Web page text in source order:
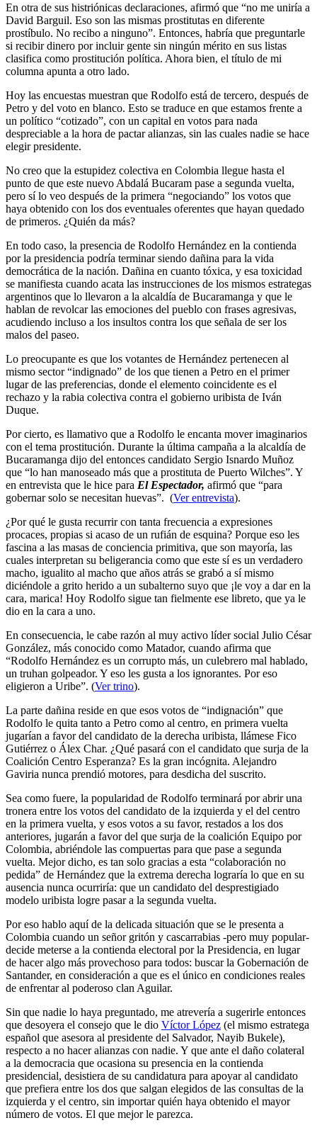
En otra de sus histriónicas declaraciones, afirmó que “no me uniría a
David Barguil. Eso son las mismas prostitutas en diferente
prostíbulo. No recibo a ninguno”. Entonces, habría que preguntarle
si recibir dinero por incluir gente sin ningún mérito en sus listas
clasifica como prostitución política. Ahora bien, el título de mi
columna apunta a otro lado.
Hoy las encuestas muestran que Rodolfo está de tercero, después de
Petro y del voto en blanco. Esto se traduce en que estamos frente a
un político “cotizado”, con un capital en votos para nada
despreciable a la hora de pactar alianzas, sin las cuales nadie se hace
elegir presidente.
No creo que la estupidez colectiva en Colombia llegue hasta el
punto de que este nuevo Abdalá Bucaram pase a segunda vuelta,
pero sí lo veo después de la primera “negociando” los votos que
haya obtenido con los dos eventuales oferentes que hayan quedado
de primeros. ¿Quién da más?
En todo caso, la presencia de Rodolfo Hernández en la contienda
por la presidencia podría terminar siendo dañina para la vida
democrática de la nación. Dañina en cuanto tóxica, y esa toxicidad
se manifiesta cuando acata las instrucciones de los mismos estrategas
argentinos que lo llevaron a la alcaldía de Bucaramanga y que le
hablan de revolcar las emociones del pueblo con frases agresivas,
acudiendo incluso a los insultos contra los que señala de ser los
malos del paseo.
Lo preocupante es que los votantes de Hernández pertenecen al
mismo sector “indignado” de los que tienen a Petro en el primer
lugar de las preferencias, donde el elemento coincidente es el
rechazo y la rabia colectiva contra el gobierno uribista de Iván
Duque.
Por cierto, es llamativo que a Rodolfo le encanta mover imaginarios
con el tema prostitución. Durante la última campaña a la alcaldía de
Bucaramanga dijo del entonces candidato Sergio Isnardo Muñoz
que “lo han manoseado más que a prostituta de Puerto Wilches”. Y
en entrevista que le hice para El Espectador, afirmó que “para
gobernar solo se necesitan huevas”. (Ver entrevista).
¿Por qué le gusta recurrir con tanta frecuencia a expresiones
procaces, propias si acaso de un rufián de esquina? Porque eso les
fascina a las masas de conciencia primitiva, que son mayoría, las
cuales interpretan su beligerancia como que este sí es un verdadero
macho, igualito al macho que años atrás se grabó a sí mismo
diciéndole a grito herido a un subalterno suyo que ¡le voy a dar en la
cara, marica! Hoy Rodolfo sigue tan fielmente ese libreto, que ya le
dio en la cara a uno.
En consecuencia, le cabe razón al muy activo líder social Julio César
González, más conocido como Matador, cuando afirma que
“Rodolfo Hernández es un corrupto más, un culebrero mal hablado,
un truhan golpeador. Y eso les gusta a los ignorantes. Por eso
eligieron a Uribe”. (Ver trino).
La parte dañina reside en que esos votos de “indignación” que
Rodolfo le quita tanto a Petro como al centro, en primera vuelta
jugarían a favor del candidato de la derecha uribista, llámese Fico
Gutiérrez o Álex Char. ¿Qué pasará con el candidato que surja de la
Coalición Centro Esperanza? Es la gran incógnita. Alejandro
Gaviria nunca prendió motores, para desdicha del suscrito.
Sea como fuere, la popularidad de Rodolfo terminará por abrir una
tronera entre los votos del candidato de la izquierda y el del centro
en la primera vuelta, y esos votos a su favor, restados a los dos
anteriores, jugarán a favor del que surja de la coalición Equipo por
Colombia, abriéndole las compuertas para que pase a segunda
vuelta. Mejor dicho, es tan solo gracias a esta “colaboración no
pedida” de Hernández que la extrema derecha lograría lo que en su
ausencia nunca ocurriría: que un candidato del desprestigiado
modelo uribista logre pasar a la segunda vuelta.
Por eso hablo aquí de la delicada situación que se le presenta a
Colombia cuando un señor gritón y cascarrabias -pero muy popular-
decide meterse a la contienda electoral por la Presidencia, en lugar
de hacer algo más provechoso para todos: buscar la Gobernación de
Santander, en consideración a que es el único en condiciones reales
de enfrentar al poderoso clan Aguilar.
Sin que nadie lo haya preguntado, me atrevería a sugerirle entonces
que desoyera el consejo que le dio Víctor López (el mismo estratega
español que asesora al presidente del Salvador, Nayib Bukele),
respecto a no hacer alianzas con nadie. Y que ante el daño colateral
a la democracia que ocasiona su presencia en la contienda
presidencial, desistiera de su candidatura para apoyar al candidato
que prefiera entre los dos que salgan elegidos de las consultas de la
izquierda y el centro, sin importar quién haya obtenido el mayor
número de votos. El que mejor le parezca.